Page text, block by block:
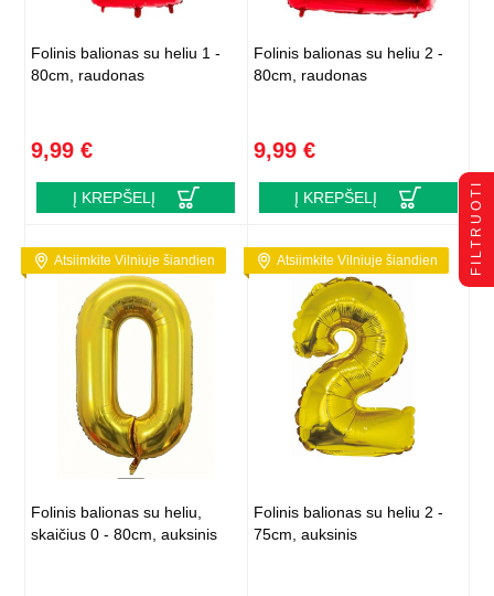
Folinis balionas su heliu 1 -
80cm, raudonas
9,99 €
Į KREPŠELĮ
Folinis balionas su heliu 2 -
80cm, raudonas
9,99 €
Į KREPŠELĮ
Atsiimkite Vilniuje šiandien
Folinis balionas su heliu,
skaičius 0 - 80cm, auksinis
Atsiimkite Vilniuje šiandien
Folinis balionas su heliu 2 -
75cm, auksinis
FILTRUOTI